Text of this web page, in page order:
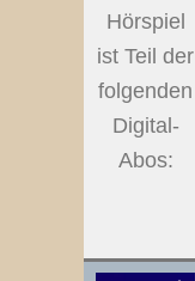
Hörspiel
ist Teil der
folgenden
Digital-
Abos: